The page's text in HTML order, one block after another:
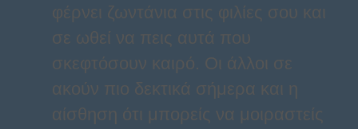
φέρνει ζωντάνια στις φιλίες σου και
σε ωθεί να πεις αυτά που
σκεφτόσουν καιρό. Οι άλλοι σε
ακούν πιο δεκτικά σήμερα και η
αίσθηση ότι μπορείς να μοιραστείς